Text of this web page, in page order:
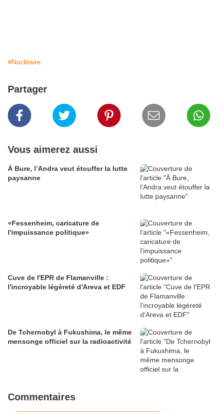
#Nucléaire
Partager
Vous aimerez aussi
À Bure, l’Andra veut étouffer la lutte
paysanne
«Fessenheim, caricature de
l'impuissance politique»
Cuve de l'EPR de Flamanville :
l'incroyable légèreté d'Areva et EDF
De Tchernobyl à Fukushima, le même
mensonge officiel sur la radioactivité
Commentaires